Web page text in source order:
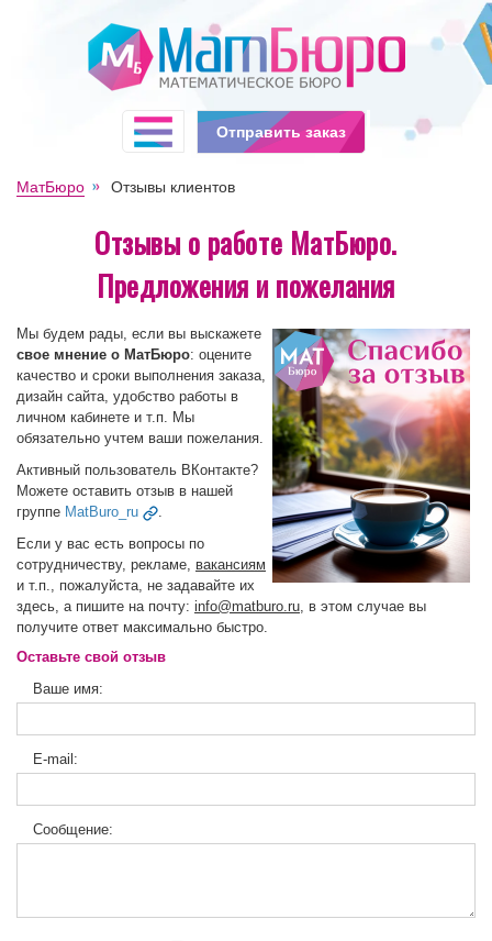
МатБюро Отзывы клиентов
Отзывы о работе МатБюро.
Предложения и пожелания
Мы будем рады, если вы выскажете
свое мнение о МатБюро: оцените
качество и сроки выполнения заказа,
дизайн сайта, удобство работы в
личном кабинете и т.п. Мы
обязательно учтем ваши пожелания.
Активный пользователь ВКонтакте?
Можете оставить отзыв в нашей
группе MatBuro_ru
.
Если у вас есть вопросы по
сотрудничеству, рекламе, вакансиям
и т.п., пожалуйста, не задавайте их
здесь, а пишите на почту: info@matburo.ru, в этом случае вы
получите ответ максимально быстро.
Оставьте свой отзыв
Ваше имя:
E-mail:
Сообщение:
Отправить заказ